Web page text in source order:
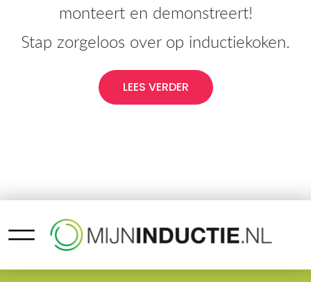
gebruiker hoe eenvoudig inductiekoken
kan zijn.
NEEM CONTACT OP
monteert en demonstreert!
Stap zorgeloos over op inductiekoken.
LEES VERDER
MijnInductie.nl ontzorgt van A tot Z